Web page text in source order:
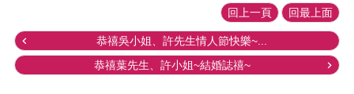
回上一頁 回最上面
恭禧吳小姐、許先生情人節快樂~...
恭禧葉先生、許小姐~結婚誌禧~